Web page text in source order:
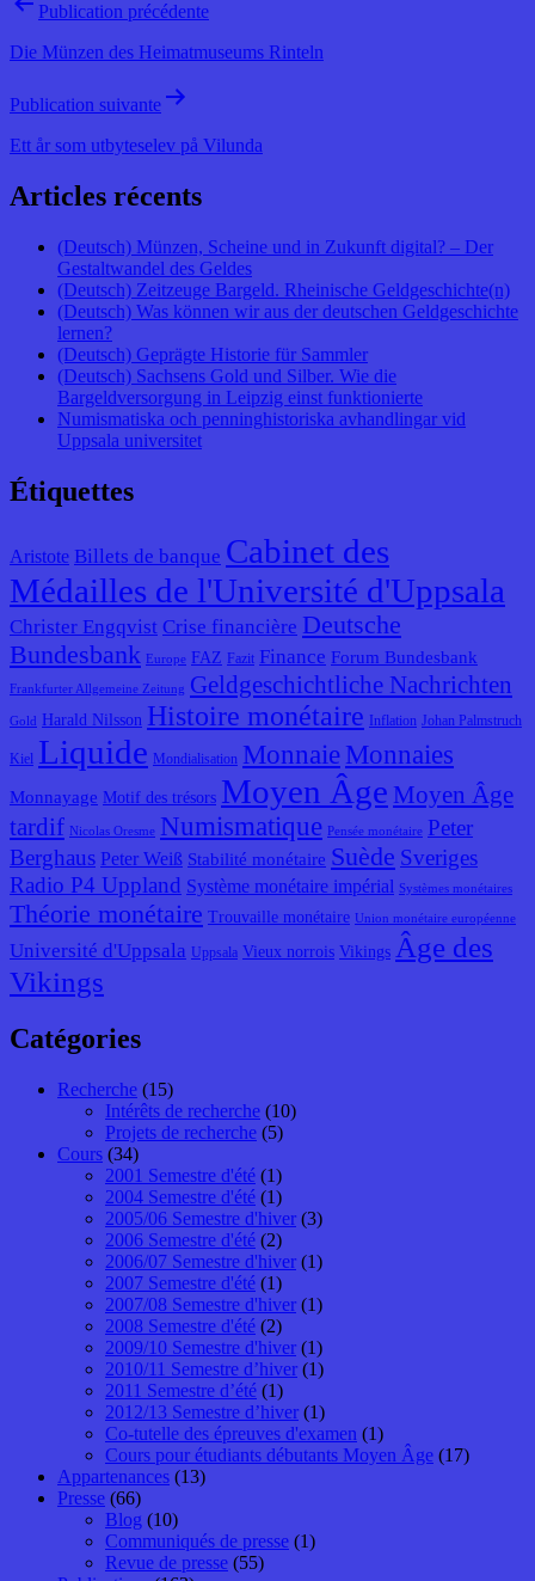
Publication précédente
Die Münzen des Heimatmuseums Rinteln
Publication suivante
Ett år som utbyteselev på Vilunda
Articles récents
(Deutsch) Münzen, Scheine und in Zukunft digital? – Der
Gestaltwandel des Geldes
(Deutsch) Zeitzeuge Bargeld. Rheinische Geldgeschichte(n)
(Deutsch) Was können wir aus der deutschen Geldgeschichte
lernen?
(Deutsch) Geprägte Historie für Sammler
(Deutsch) Sachsens Gold und Silber. Wie die
Bargeldversorgung in Leipzig einst funktionierte
Numismatiska och penninghistoriska avhandlingar vid
Uppsala universitet
Étiquettes
Aristote Billets de banque Cabinet des
Médailles de l'Université d'Uppsala
Christer Engqvist Crise financière Deutsche
Bundesbank
Europe FAZ Fazit Finance Forum Bundesbank
Frankfurter Allgemeine Zeitung Geldgeschichtliche Nachrichten
Gold Harald Nilsson Histoire monétaire Inflation Johan Palmstruch
Kiel Liquide Mondialisation Monnaie Monnaies
Monnayage Motif des trésors Moyen Âge Moyen Âge
tardif Nicolas Oresme Numismatique Pensée monétaire Peter
Berghaus Peter Weiß Stabilité monétaire Suède Sveriges
Radio P4 Uppland Système monétaire impérial Systèmes monétaires
Théorie monétaire Trouvaille monétaire Union monétaire européenne
Université d'Uppsala Uppsala Vieux norrois Vikings Âge des
Vikings
Catégories
Recherche (15)
Intérêts de recherche (10)
Projets de recherche (5)
Cours (34)
2001 Semestre d'été (1)
2004 Semestre d'été (1)
2005/06 Semestre d'hiver (3)
2006 Semestre d'été (2)
2006/07 Semestre d'hiver (1)
2007 Semestre d'été (1)
2007/08 Semestre d'hiver (1)
2008 Semestre d'été (2)
2009/10 Semestre d'hiver (1)
2010/11 Semestre d’hiver (1)
2011 Semestre d’été (1)
2012/13 Semestre d’hiver (1)
Co-tutelle des épreuves d'examen (1)
Cours pour étudiants débutants Moyen Âge (17)
Appartenances (13)
Presse (66)
Blog (10)
Communiqués de presse (1)
Revue de presse (55)